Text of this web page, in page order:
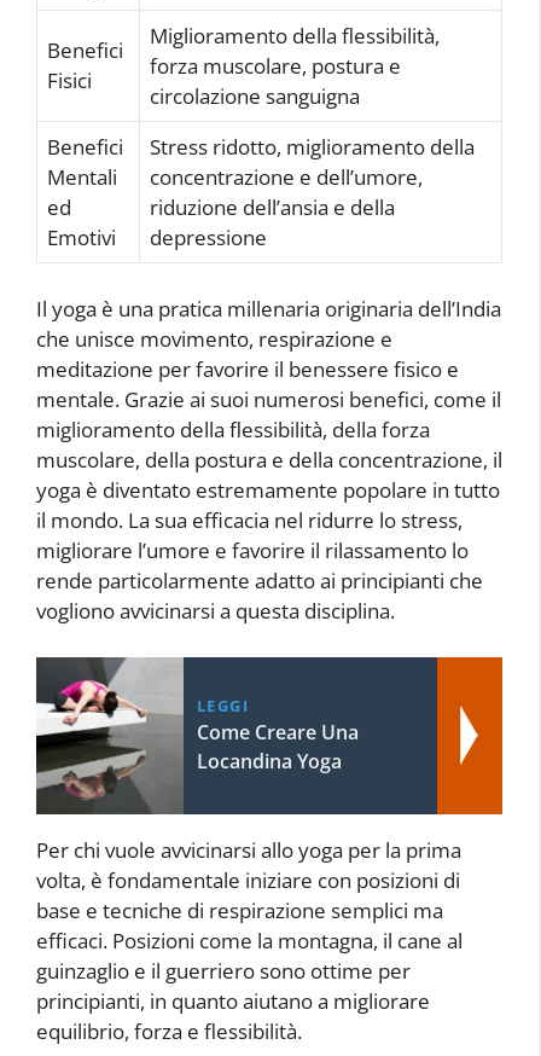
Benefici
Fisici
Miglioramento della flessibilità,
forza muscolare, postura e
circolazione sanguigna
Benefici
Mentali
ed
Emotivi
Stress ridotto, miglioramento della
concentrazione e dell’umore,
riduzione dell’ansia e della
depressione
Il yoga è una pratica millenaria originaria dell’India
che unisce movimento, respirazione e
meditazione per favorire il benessere fisico e
mentale. Grazie ai suoi numerosi benefici, come il
miglioramento della flessibilità, della forza
muscolare, della postura e della concentrazione, il
yoga è diventato estremamente popolare in tutto
il mondo. La sua efficacia nel ridurre lo stress,
migliorare l’umore e favorire il rilassamento lo
rende particolarmente adatto ai principianti che
vogliono avvicinarsi a questa disciplina.
LEGGI
Come Creare Una
Locandina Yoga
Per chi vuole avvicinarsi allo yoga per la prima
volta, è fondamentale iniziare con posizioni di
base e tecniche di respirazione semplici ma
efficaci. Posizioni come la montagna, il cane al
guinzaglio e il guerriero sono ottime per
principianti, in quanto aiutano a migliorare
equilibrio, forza e flessibilità.